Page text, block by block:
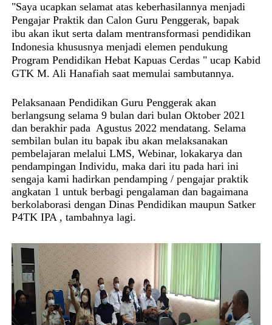
"Saya ucapkan selamat atas keberhasilannya menjadi
Pengajar Praktik dan Calon Guru Penggerak, bapak
ibu akan ikut serta dalam mentransformasi pendidikan
Indonesia khususnya menjadi elemen pendukung
Program Pendidikan Hebat Kapuas Cerdas " ucap Kabid
GTK M. Ali Hanafiah saat memulai sambutannya.
Pelaksanaan Pendidikan Guru Penggerak akan
berlangsung selama 9 bulan dari bulan Oktober 2021
dan berakhir pada Agustus 2022 mendatang. Selama
sembilan bulan itu bapak ibu akan melaksanakan
pembelajaran melalui LMS, Webinar, lokakarya dan
pendampingan Individu, maka dari itu pada hari ini
sengaja kami hadirkan pendamping / pengajar praktik
angkatan 1 untuk berbagi pengalaman dan bagaimana
berkolaborasi dengan Dinas Pendidikan maupun Satker
P4TK IPA , tambahnya lagi.